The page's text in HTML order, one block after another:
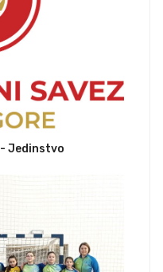
- Jedinstvo